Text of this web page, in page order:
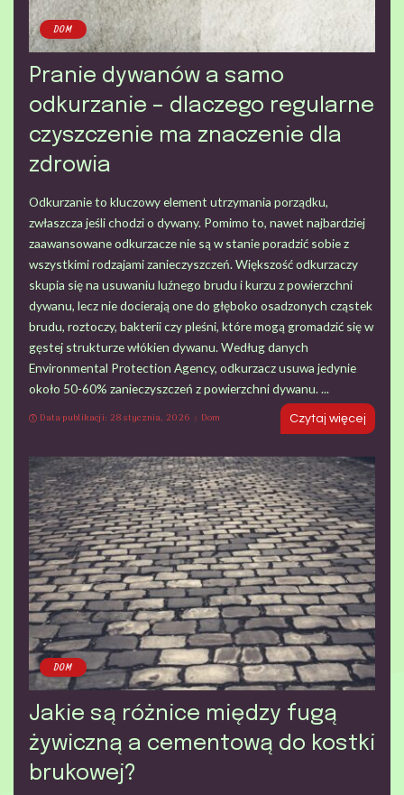
DOM
Pranie dywanów a samo
odkurzanie – dlaczego regularne
czyszczenie ma znaczenie dla
zdrowia
Odkurzanie to kluczowy element utrzymania porządku,
zwłaszcza jeśli chodzi o dywany. Pomimo to, nawet najbardziej
zaawansowane odkurzacze nie są w stanie poradzić sobie z
wszystkimi rodzajami zanieczyszczeń. Większość odkurzaczy
skupia się na usuwaniu luźnego brudu i kurzu z powierzchni
dywanu, lecz nie docierają one do głęboko osadzonych cząstek
brudu, roztoczy, bakterii czy pleśni, które mogą gromadzić się w
gęstej strukturze włókien dywanu. Według danych
Environmental Protection Agency, odkurzacz usuwa jedynie
około 50-60% zanieczyszczeń z powierzchni dywanu. ...
Data publikacji: 28 stycznia, 2026
Dom Czytaj więcej
DOM
Jakie są różnice między fugą
żywiczną a cementową do kostki
brukowej?